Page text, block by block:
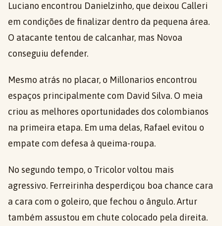
Luciano encontrou Danielzinho, que deixou Calleri
em condições de finalizar dentro da pequena área.
O atacante tentou de calcanhar, mas Novoa
conseguiu defender.
Mesmo atrás no placar, o Millonarios encontrou
espaços principalmente com David Silva. O meia
criou as melhores oportunidades dos colombianos
na primeira etapa. Em uma delas, Rafael evitou o
empate com defesa à queima-roupa.
No segundo tempo, o Tricolor voltou mais
agressivo. Ferreirinha desperdiçou boa chance cara
a cara com o goleiro, que fechou o ângulo. Artur
também assustou em chute colocado pela direita.